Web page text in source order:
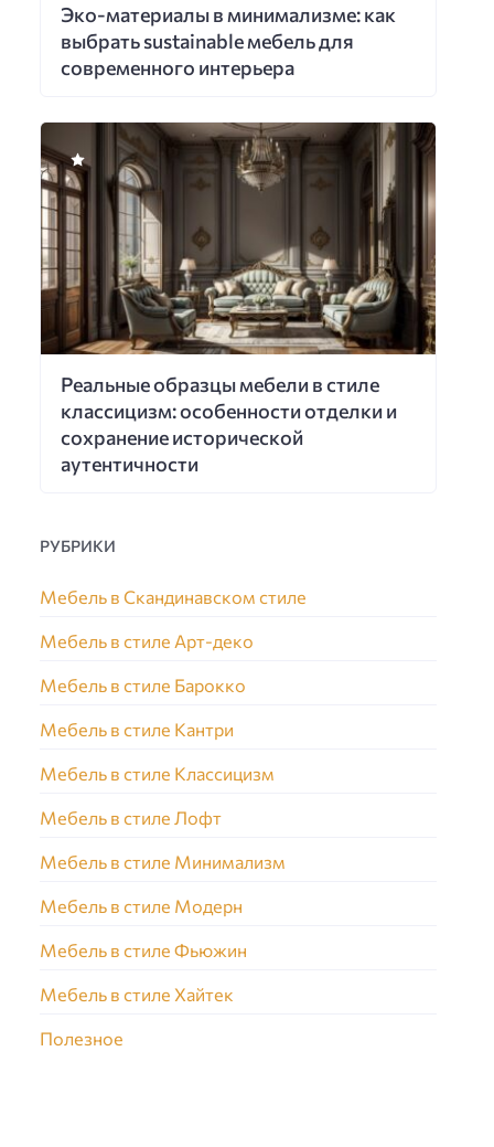
Эко-материалы в минимализме: как
выбрать sustainable мебель для
современного интерьера
Реальные образцы мебели в стиле
классицизм: особенности отделки и
сохранение исторической
аутентичности
РУБРИКИ
Мебель в Скандинавском стиле
Мебель в стиле Арт-деко
Мебель в стиле Барокко
Мебель в стиле Кантри
Мебель в стиле Классицизм
Мебель в стиле Лофт
Мебель в стиле Минимализм
Мебель в стиле Модерн
Мебель в стиле Фьюжин
Мебель в стиле Хайтек
Полезное